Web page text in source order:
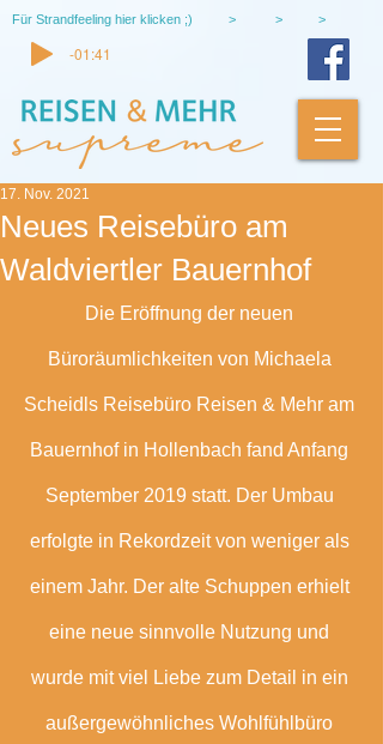
Für Strandfeeling hier klicken ;) > > >
-01:41
Neues Reisebüro am
Waldviertler Bauernhof
17. Nov. 2021
Die Eröffnung der neuen
Büroräumlichkeiten von Michaela
Scheidls Reisebüro Reisen & Mehr am
Bauernhof in Hollenbach fand Anfang
September 2019 statt. Der Umbau
erfolgte in Rekordzeit von weniger als
einem Jahr. Der alte Schuppen erhielt
eine neue sinnvolle Nutzung und
wurde mit viel Liebe zum Detail in ein
außergewöhnliches Wohlfühlbüro